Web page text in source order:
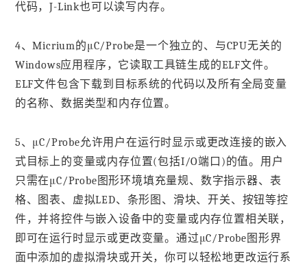
代码，J-Link也可以读写内存。
4、Micrium的μC/Probe是一个独立的、与CPU无关的
Windows应用程序，它读取工具链生成的ELF文件。
ELF文件包含下载到目标系统的代码以及所有全局变量
的名称、数据类型和内存位置。
5、μC/Probe允许用户在运行时显示或更改连接的嵌入
式目标上的变量或内存位置(包括I/O端口)的值。用户
只需在μC/Probe图形环境填充量规、数字指示器、表
格、图表、虚拟LED、条形图、滑块、开关、按钮等控
件，并将控件与嵌入设备中的变量或内存位置相关联，
即可在运行时显示或更改变量。通过μC/Probe图形界
面中添加的虚拟滑块或开关，你可以轻松地更改运行系